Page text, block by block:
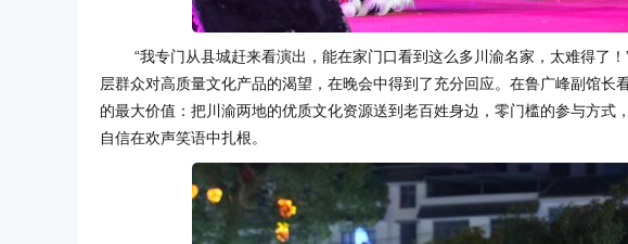
“我专门从县城赶来看演出，能在家门口看到这么多川渝名家，太难得了
层群众对高质量文化产品的渴望，在晚会中得到了充分回应。在鲁广峰副馆长
的最大价值：把川渝两地的优质文化资源送到老百姓身边，零门槛的参与方
自信在欢声笑语中扎根。